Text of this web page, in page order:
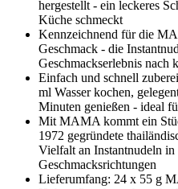
hergestellt - ein leckeres
Küche schmeckt
Kennzeichnend für die
Geschmack - die
Geschmackserlebnis nach
Einfach und schnell
ml Wasser kochen,
Minuten genießen - ideal
Mit MAMA kommt ein
1972 gegründete
Vielfalt an Instantnudeln in
Geschmacksrichtungen
Lieferumfang: 24 x 55 g